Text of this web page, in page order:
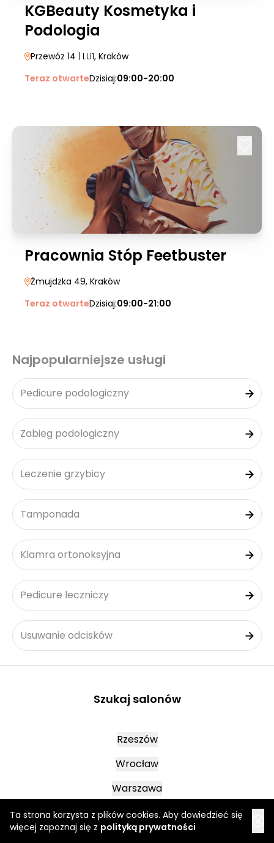
Ta strona korzysta z plików cookies. Aby dowiedzieć się
więcej zapoznaj się z polityką prywatności
KGBeauty Kosmetyka i
Podologia
Przewóz 14 | LU1, Kraków
Teraz otwarteDzisiaj:09:00-20:00
Pracownia Stóp Feetbuster
Żmujdzka 49, Kraków
Teraz otwarteDzisiaj:09:00-21:00
Najpopularniejsze usługi
Pedicure podologiczny
Zabieg podologiczny
Leczenie grzybicy
Tamponada
Klamra ortonoksyjna
Pedicure leczniczy
Usuwanie odcisków
Szukaj salonów
Rzeszów
Wrocław
Warszawa
Oława